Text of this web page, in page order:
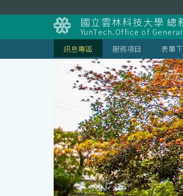
到
主
要
內
容
塊
國立雲林科技大學 總
YunTech.Office of
訊息專區
服務項目 表單